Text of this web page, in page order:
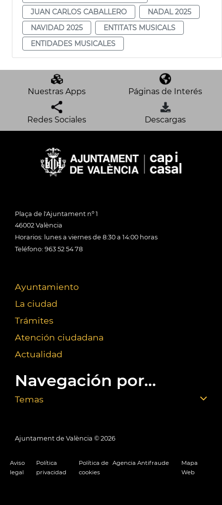
JUAN CARLOS CABALLERO
NADAL 2025
NAVIDAD 2025
ENTITATS MUSICALS
ENTIDADES MUSICALES
Nuestras Apps Páginas de Interés
Redes Sociales Descargas
Plaça de l'Ajuntament nº 1
46002 València
Horarios: lunes a viernes de 8:30 a 14:00 horas
Teléfono: 963 52 54 78
Ayuntamiento
La ciudad
Trámites
Atención ciudadana
Actualidad
Navegación por...
Temas
Ajuntament de València © 2026
Aviso
legal
Política
privacidad
Política de
cookies
Agencia Antifraude
Mapa
Web